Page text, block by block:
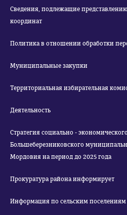
Сведения, подлежащие
координат
Политика в отношении обработки
Муниципальные закупки
Территориальная избирательная
Деятельность
Стратегия социально -
Большеберезниковского
Мордовия на период до 2025 года
Прокуратура района информирует
Информация по сельским поселениям